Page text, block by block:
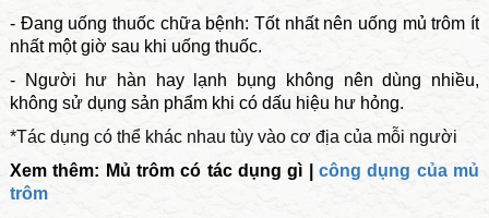
- Đang uống thuốc chữa bệnh: Tốt nhất nên uống mủ trôm ít
nhất một giờ sau khi uống thuốc.
- Người hư hàn hay lạnh bụng không nên dùng nhiều,
không sử dụng sản phẩm khi có dấu hiệu hư hỏng.
*Tác dụng có thể khác nhau tùy vào cơ địa của mỗi người
Xem thêm: Mủ trôm có tác dụng gì |công dụng của mủ
trôm